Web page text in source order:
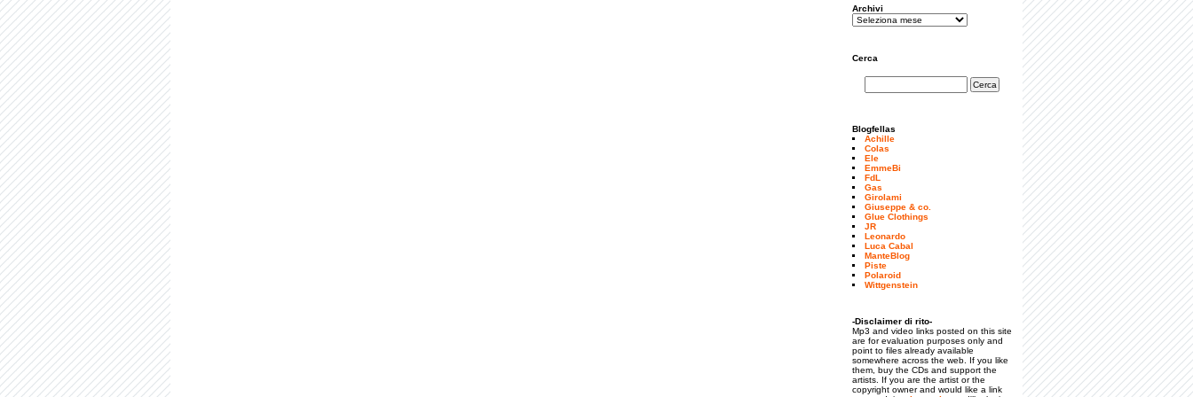
Archivi
Cerca
Blogfellas
Achille
Colas
Ele
EmmeBi
FdL
Gas
Girolami
Giuseppe & co.
Glue Clothings
JR
Leonardo
Luca Cabal
ManteBlog
Piste
Polaroid
Wittgenstein
-Disclaimer di rito-
Mp3 and video links posted on this site
are for evaluation purposes only and
point to files already available
somewhere across the web. If you like
them, buy the CDs and support the
artists. If you are the artist or the
copyright owner and would like a link